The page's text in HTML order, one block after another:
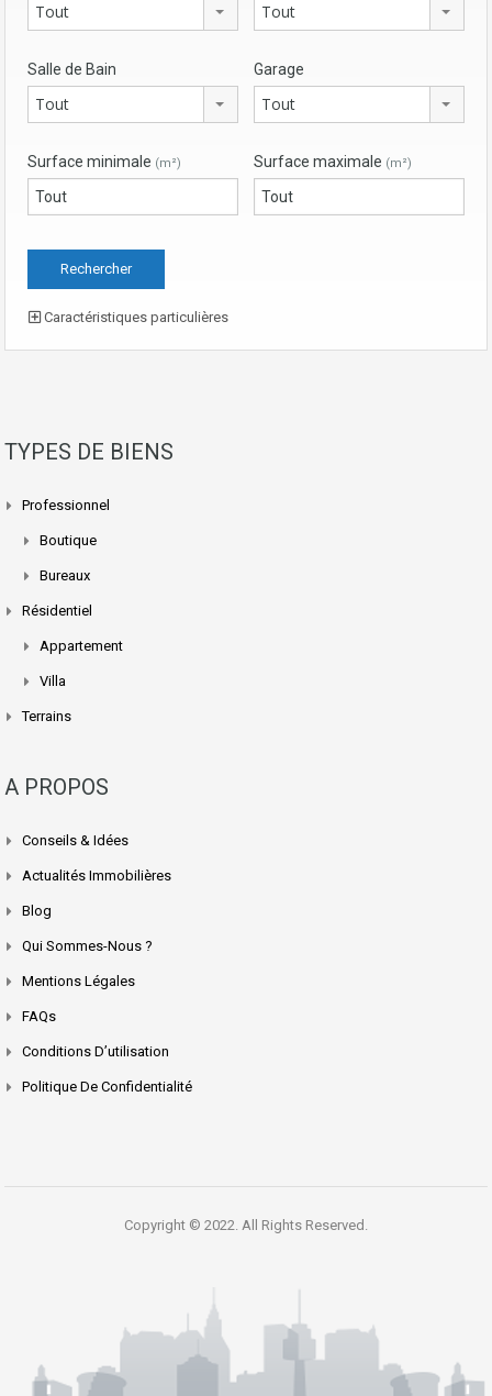
Tout Tout
Salle de Bain
Tout
Garage
Tout
Surface minimale (m²) Surface maximale (m²)
Caractéristiques particulières
TYPES DE BIENS
Professionnel
Boutique
Bureaux
Résidentiel
Appartement
Villa
Terrains
A PROPOS
Conseils & Idées
Actualités Immobilières
Blog
Qui Sommes-Nous ?
Mentions Légales
FAQs
Conditions D’utilisation
Politique De Confidentialité
Copyright © 2022. All Rights Reserved.